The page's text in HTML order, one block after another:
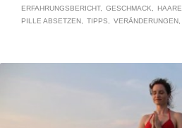
ERFAHRUNGSBERICHT
GESCHMACK HAARE
PILLE ABSETZEN
TIPPS VERÄNDERUNGEN